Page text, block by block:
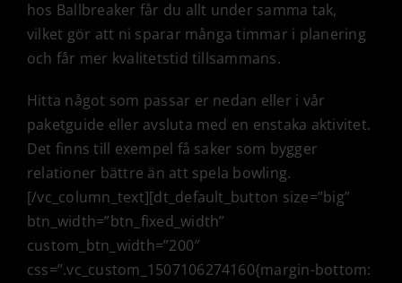
hos Ballbreaker får du allt under samma tak,
vilket gör att ni sparar många timmar i planering
och får mer kvalitetstid tillsammans.
Hitta något som passar er nedan eller i vår
paketguide eller avsluta med en enstaka aktivitet.
Det finns till exempel få saker som bygger
relationer bättre än att spela bowling.
[/vc_column_text][dt_default_button size=”big”
btn_width=”btn_fixed_width”
custom_btn_width=”200″
css=”.vc_custom_1507106274160{margin-bottom: